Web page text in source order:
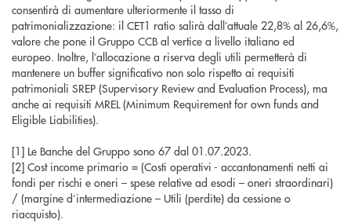
consentirà di aumentare ulteriormente il tasso di
patrimonializzazione: il CET1 ratio salirà dall’attuale 22,8% al 26,6%,
valore che pone il Gruppo CCB al vertice a livello italiano ed
europeo. Inoltre, l’allocazione a riserva degli utili permetterà di
mantenere un buffer significativo non solo rispetto ai requisiti
patrimoniali SREP (Supervisory Review and Evaluation Process), ma
anche ai requisiti MREL (Minimum Requirement for own funds and
Eligible Liabilities).
[1] Le Banche del Gruppo sono 67 dal 01.07.2023.
[2] Cost income primario = (Costi operativi - accantonamenti netti ai
fondi per rischi e oneri – spese relative ad esodi – oneri straordinari)
/ (margine d’intermediazione – Utili (perdite) da cessione o
riacquisto).